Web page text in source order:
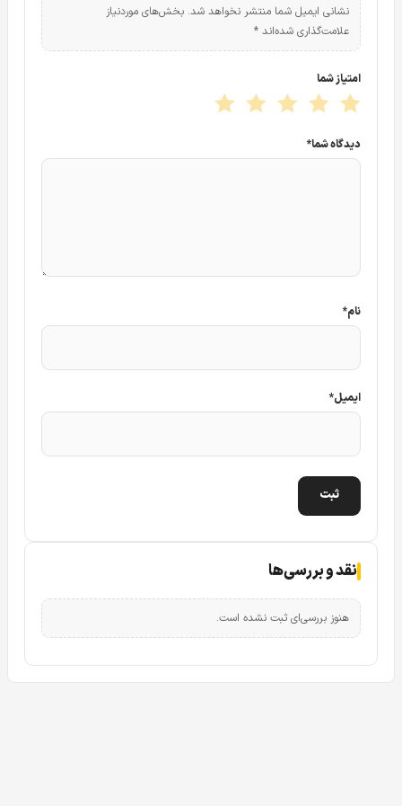
نقد و بررسی‌ها
هنوز بررسی‌ای ثبت نشده است.
نشانی ایمیل شما منتشر نخواهد شد. بخش‌های موردنیاز
علامت‌گذاری شده‌اند *
امتیاز شما
دیدگاه شما*
نام*
ایمیل*